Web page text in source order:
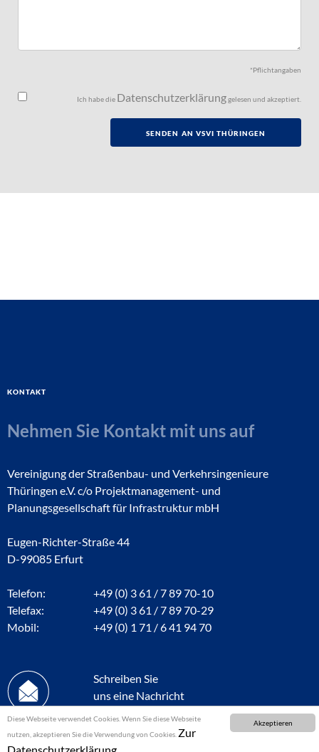
Akzeptieren
Diese Webseite verwendet Cookies. Wenn Sie diese Webseite
nutzen, akzeptieren Sie die Verwendung von Cookies. Zur
*Pflichtangaben
Ich habe die Datenschutzerklärunggelesen und akzeptiert.
Kontakt
Nehmen Sie Kontakt mit uns auf
Vereinigung der Straßenbau- und Verkehrsingenieure
Thüringen e.V. c/o Projektmanagement- und
Planungsgesellschaft für Infrastruktur mbH
Eugen-Richter-Straße 44
D-99085 Erfurt
Telefon:
+49 (0) 3 61 / 7 89 70-10
Telefax:
+49 (0) 3 61 / 7 89 70-29
Mobil:
+49 (0) 1 71 / 6 41 94 70
Schreiben Sie
uns eine Nachricht